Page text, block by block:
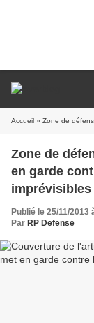
Accueil » Zone de défense
Zone de
en garde
imprévisibles
Publié le 25/11/2013
Par RP Defense